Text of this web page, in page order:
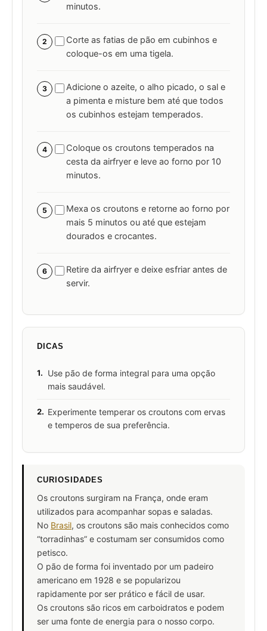
minutos.
2
Corte as fatias de pão em cubinhos e
coloque-os em uma tigela.
3
Adicione o azeite, o alho picado, o sal e
a pimenta e misture bem até que todos
os cubinhos estejam temperados.
4
Coloque os croutons temperados na
cesta da airfryer e leve ao forno por 10
minutos.
5
Mexa os croutons e retorne ao forno por
mais 5 minutos ou até que estejam
dourados e crocantes.
6
Retire da airfryer e deixe esfriar antes de
servir.
DICAS
1.
Use pão de forma integral para uma opção
mais saudável.
2. Experimente temperar os croutons com ervas
e temperos de sua preferência.
CURIOSIDADES
Os croutons surgiram na França, onde eram
utilizados para acompanhar sopas e saladas.
No Brasil, os croutons são mais conhecidos como
“torradinhas” e costumam ser consumidos como
petisco.
O pão de forma foi inventado por um padeiro
americano em 1928 e se popularizou
rapidamente por ser prático e fácil de usar.
Os croutons são ricos em carboidratos e podem
ser uma fonte de energia para o nosso corpo.